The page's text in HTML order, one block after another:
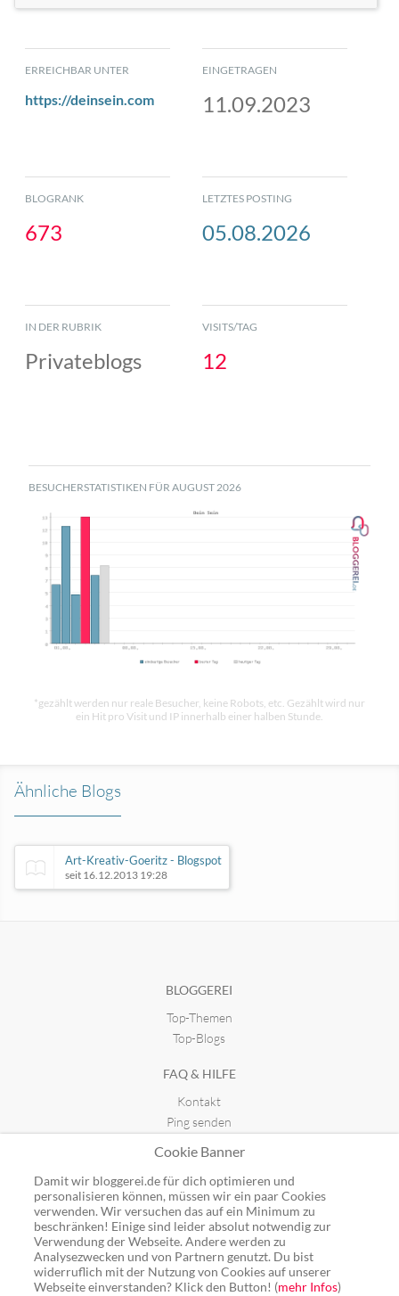
ERREICHBAR UNTER
https://deinsein.com
EINGETRAGEN
11.09.2023
BLOGRANK
673
LETZTES POSTING
05.08.2026
IN DER RUBRIK
Privateblogs
VISITS/TAG
12
BESUCHERSTATISTIKEN FÜR AUGUST 2026
*gezählt werden nur reale Besucher, keine Robots, etc. Gezählt wird nur
ein Hit pro Visit und IP innerhalb einer halben Stunde.
Ähnliche Blogs
Art-Kreativ-Goeritz - Blogspot
seit 16.12.2013 19:28
BLOGGEREI
Top-Themen
Top-Blogs
FAQ & HILFE
Kontakt
Ping senden
GUTSCHEINE
Top-Gutscheine
Alle Shops
Cookie Banner
Damit wir bloggerei.de für dich optimieren und
personalisieren können, müssen wir ein paar Cookies
verwenden. Wir versuchen das auf ein Minimum zu
beschränken! Einige sind leider absolut notwendig zur
Verwendung der Webseite. Andere werden zu
Analysezwecken und von Partnern genutzt. Du bist
widerruflich mit der Nutzung von Cookies auf unserer
Webseite einverstanden? Klick den Button! (mehr Infos)